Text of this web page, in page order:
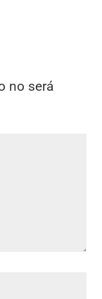
no será